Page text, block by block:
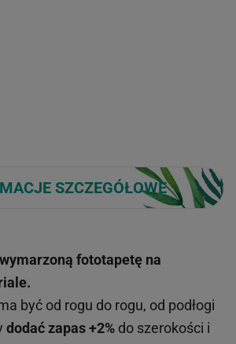
SZCZEGÓŁOWE
fototapetę na
być od rogu do rogu, od podłogi
dodać zapas +2% do szerokości i